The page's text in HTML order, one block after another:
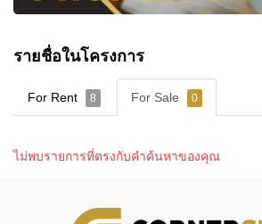
รายชื่อในโครงการ
For Rent 8 For Sale 0
ไม่พบรายการที่ตรงกับคำค้นหาของคุณ